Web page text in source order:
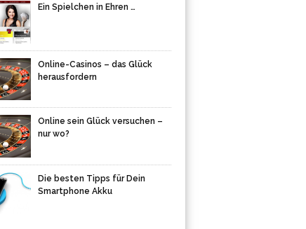
Ein Spielchen in Ehren …
Online-Casinos – das Glück
herausfordern
Online sein Glück versuchen –
nur wo?
Die besten Tipps für Dein
Smartphone Akku